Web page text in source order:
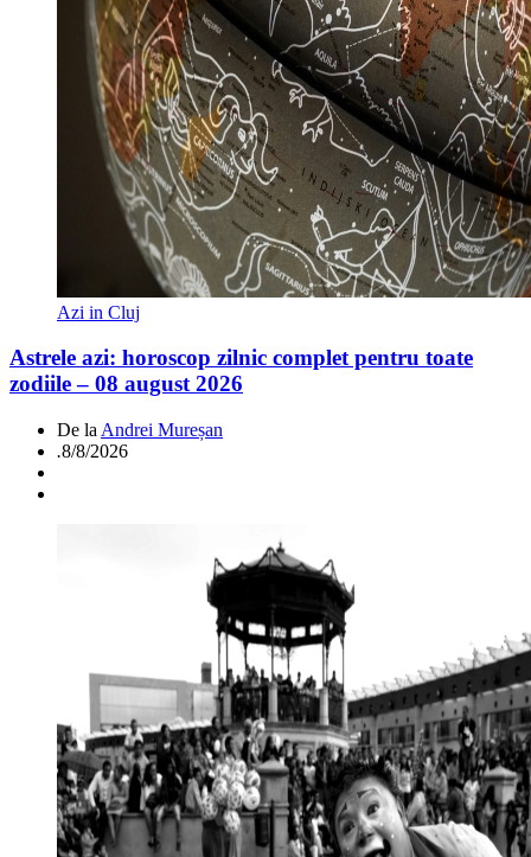
Azi in Cluj
Astrele azi: horoscop zilnic complet pentru toate
zodiile – 08 august 2026
De la Andrei Mureșan
.8/8/2026